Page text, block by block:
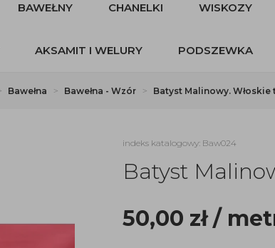
BAWEŁNY CHANELKI WISKOZY
AKSAMIT I WELURY PODSZEWKA
Bawełna Bawełna - Wzór Batyst Malinowy. Włoskie
indeks katalogowy: Baw024
Batyst
50,00 zł/